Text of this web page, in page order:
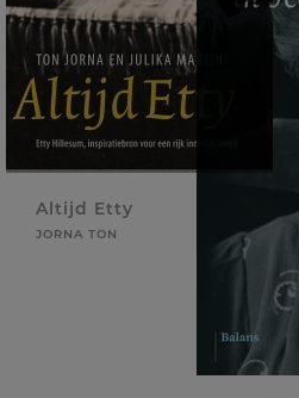
Altijd Etty
JORNA TON